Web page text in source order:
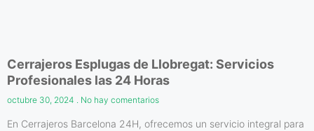
Cerrajeros Esplugas de Llobregat: Servicios
Profesionales las 24 Horas
octubre 30, 2024 No hay comentarios
En Cerrajeros Barcelona 24H, ofrecemos un servicio integral para